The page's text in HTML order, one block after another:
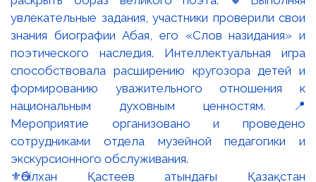
⚜️Әбілхан Қастеев атындағы Қазақстан